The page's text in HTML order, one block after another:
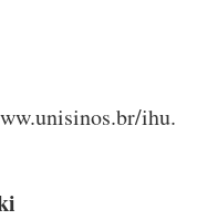
ihu.